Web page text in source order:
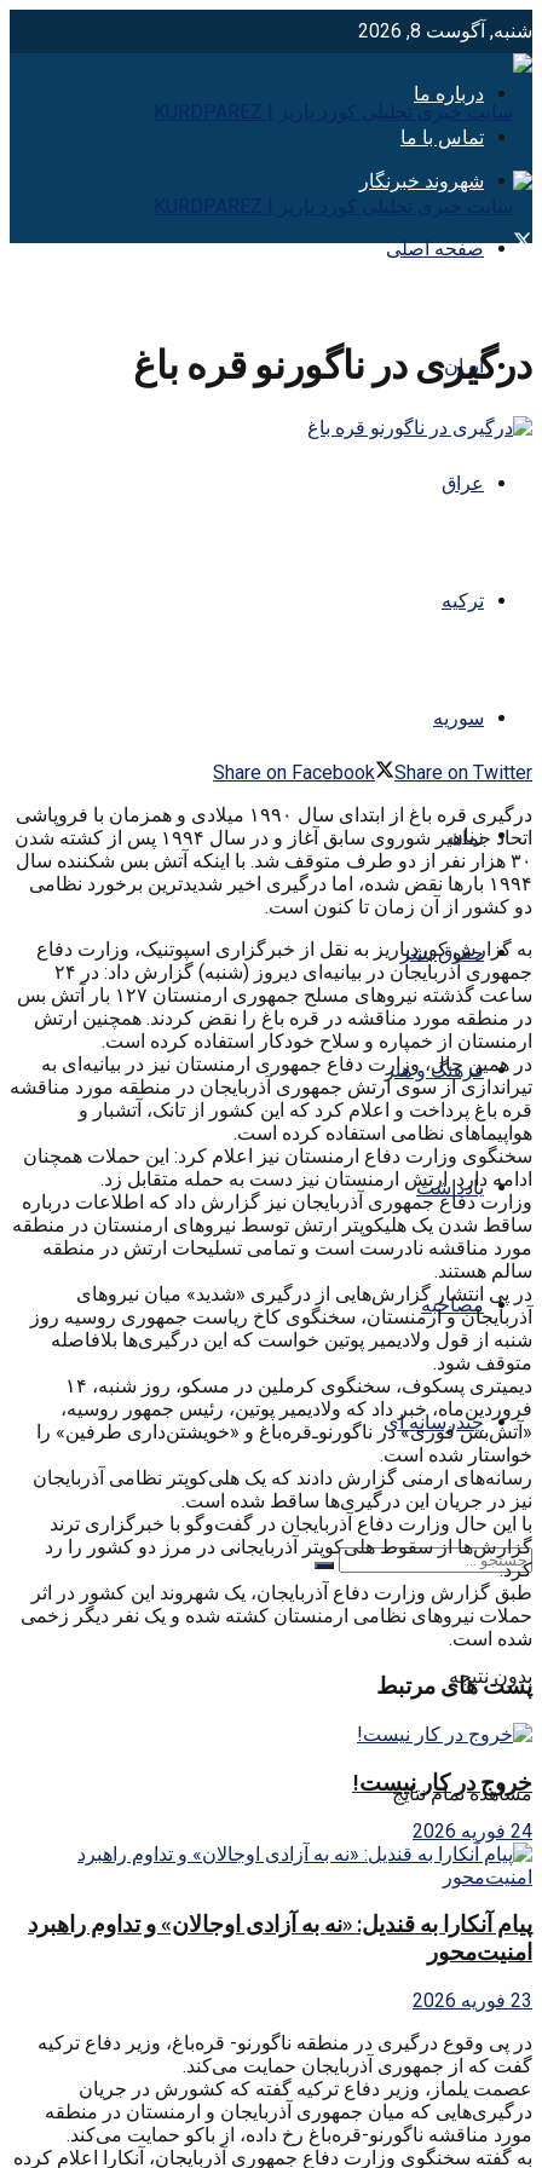
شنبه, آگوست 8, 2026
درباره ما
تماس با ما
شهروند خبرنگار
صفحه اصلی
ایران
عراق
ترکیه
سوریه
زنان
حقوق بشر
فرهنگ و هنر
یادداشت
مصاحبه
چندرسانه ای
بدون نتیجه
مشاهده تمام نتایج
درگیری در ناگورنو قره باغ
Share on Facebook
Share on Twitter
درگیری قره باغ از ابتدای سال ۱۹۹۰ میلادی و همزمان با فروپاشی
اتحاد جماهیر شوروی سابق آغاز و در سال ۱۹۹۴ پس از کشته شدن
۳۰ هزار نفر از دو طرف متوقف شد. با اینکه آتش بس شکننده سال
۱۹۹۴ بارها نقض شده، اما درگیری اخیر شدیدترین برخورد نظامی
دو کشور از آن زمان تا کنون است.
به گزارش کوردپاریز به نقل از خبرگزاری اسپوتنیک، وزارت دفاع
جمهوری آذربایجان در بیانیه‌ای دیروز (شنبه) گزارش داد: در ۲۴
ساعت گذشته نیروهای مسلح جمهوری ارمنستان ۱۲۷ بار آتش بس
در منطقه مورد مناقشه در قره باغ را نقض کردند. همچنین ارتش
ارمنستان از خمپاره و سلاح خودکار استفاده کرده است.
در همین حال، وزارت دفاع جمهوری ارمنستان نیز در بیانیه‌ای به
تیراندازی از سوی ارتش جمهوری آذربایجان در منطقه مورد مناقشه
قره باغ پرداخت و اعلام کرد که این کشور از تانک، آتشبار و
هواپیماهای نظامی استفاده کرده است.
سخنگوی وزارت دفاع ارمنستان نیز اعلام کرد: این حملات همچنان
ادامه دارد. ارتش ارمنستان نیز دست به حمله متقابل زد.
وزارت دفاع جمهوری آذربایجان نیز گزارش داد که اطلاعات درباره
ساقط شدن یک هلیکوپتر ارتش توسط نیروهای ارمنستان در منطقه
مورد مناقشه نادرست است و تمامی تسلیحات ارتش در منطقه
سالم هستند.
در پی انتشار گزارش‌هایی از درگیری «شدید» میان نیروهای
آذربایجان و ارمنستان، سخنگوی کاخ ریاست جمهوری روسیه روز
شنبه از قول ولادیمیر پوتین خواست که این درگیری‌ها بلافاصله
متوقف شود.
دیمیتری پسکوف، سخنگوی کرملین در مسکو، روز شنبه، ۱۴
فروردین‌ماه، خبر داد که ولادیمیر پوتین، رئیس جمهور روسیه،
«آتش‌بس فوری» در ناگورنو‌ـ‌قره‌باغ و «خویشتن‌داری طرفین» را
خواستار شده است.
رسانه‌های ارمنی گزارش دادند که یک هلی‌کوپتر نظامی آذربایجان
نیز در جریان این درگیری‌ها ساقط شده است.
با این حال وزارت دفاع آذربایجان در گفت‌وگو با خبرگزاری ترند
گزارش‌ها از سقوط هلی‌کوپتر آذربایجانی در مرز دو کشور را رد
کرد.
طبق گزارش وزارت دفاع آذربایجان، یک شهروند این کشور در اثر
حملات نیروهای نظامی ارمنستان کشته شده و یک نفر دیگر زخمی
شده است.
پست های مرتبط
خروج در کار نیست!
24 فوریه 2026
پیام آنکارا به قندیل: «نه به آزادی اوجالان» و تداوم راهبرد
امنیت‌محور
23 فوریه 2026
در پی وقوع درگیری در منطقه ناگورنو- قره‌باغ، وزیر دفاع ترکیه
گفت که از جمهوری‌ آذربایجان حمایت می‌کند.
عصمت یلماز، وزیر دفاع ترکیه گفته که کشورش در جریان
درگیری‌هایی که میان جمهوری آذربایجان و ارمنستان در منطقه
مورد مناقشه ناگورنو-قره‌باغ رخ داده، از باکو حمایت می‌کند.
به گفته سخنگوی وزارت دفاع جمهوری آذربایجان، آنکارا اعلام کرده